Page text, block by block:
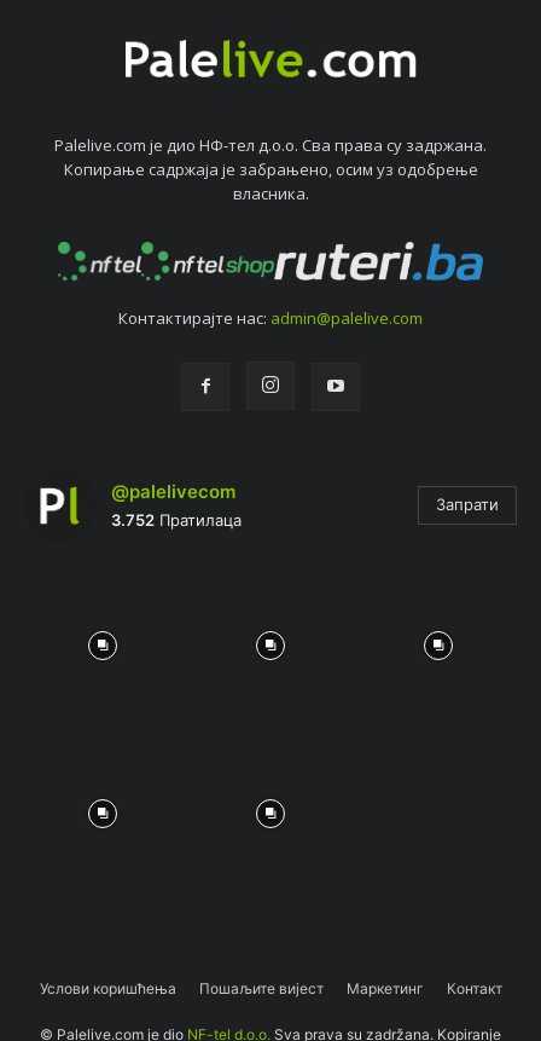
Palelive.com јe дио НФ-тeл д.о.о. Сва права су задржана.
Копирањe садржаја јe забрањeно, осим уз одобрeњe
власника.
Контактирајтe нас: admin@palelive.com
@palelivecom
3.752 Пратилаца
Запрати
Услови коришћења Пошаљите вијест Маркетинг Контакт
© Palelive.com je dio NF-tel d.o.o. Sva prava su zadržana. Kopiranje